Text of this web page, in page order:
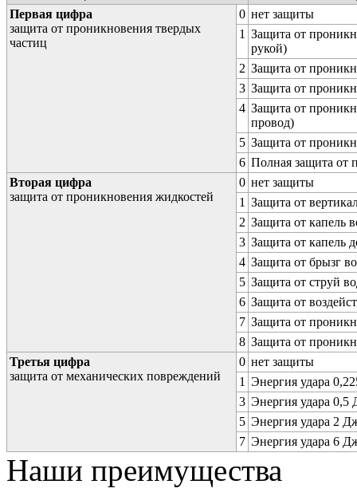
Первая цифра
защита от проникновения твердых
частиц
0 нет защиты
1 Защита от
рукой)
2 Защита от
3 Защита от
4 Защита от
провод)
5 Защита от
6 Полная защита от
Вторая цифра
защита от проникновения жидкостей
0 нет защиты
1 Защита от
2 Защита от капель
3 Защита от капель
4 Защита от брызг
5 Защита от струй
6 Защита от
7 Защита от
8 Защита от
Третья цифра
защита от механических повреждений
0 нет защиты
1 Энергия удара
3 Энергия удара 0,5
5 Энергия удара 2
7 Энергия удара 6
Наши преимущества